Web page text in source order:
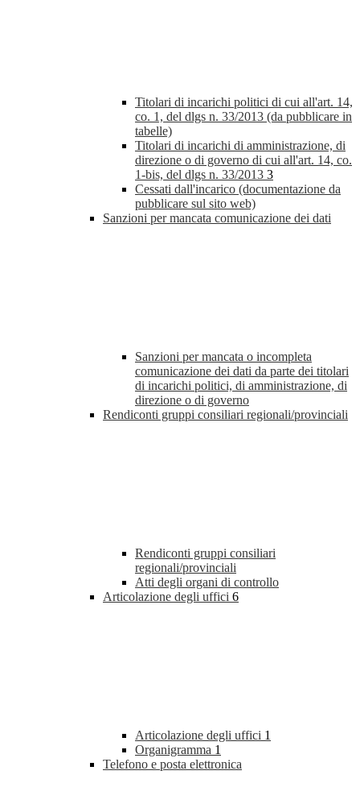
Titolari di incarichi politici di cui all'art. 14,
co. 1, del dlgs n. 33/2013 (da pubblicare in
tabelle)
Titolari di incarichi di amministrazione, di
direzione o di governo di cui all'art. 14, co.
1-bis, del dlgs n. 33/2013 3
Cessati dall'incarico (documentazione da
pubblicare sul sito web)
Sanzioni per mancata comunicazione dei dati
Sanzioni per mancata o incompleta
comunicazione dei dati da parte dei titolari
di incarichi politici, di amministrazione, di
direzione o di governo
Rendiconti gruppi consiliari regionali/provinciali
Rendiconti gruppi consiliari
regionali/provinciali
Atti degli organi di controllo
Articolazione degli uffici 6
Articolazione degli uffici 1
Organigramma 1
Telefono e posta elettronica